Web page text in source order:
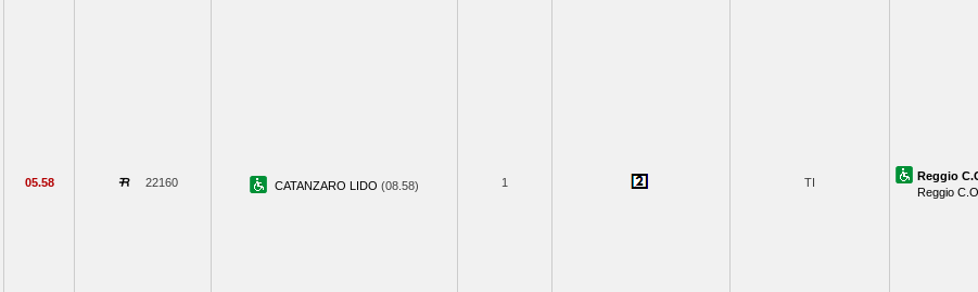
05.58 22160 CATANZARO LIDO (08.58) 1 TI Reggio
Reggio